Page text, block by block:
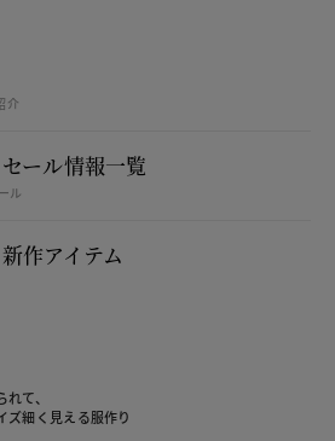
介
ール情報一覧
ル
作アイテム
て、
ズ細く見える服作り